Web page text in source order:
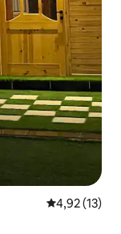
Průměrné
4,92 (13)